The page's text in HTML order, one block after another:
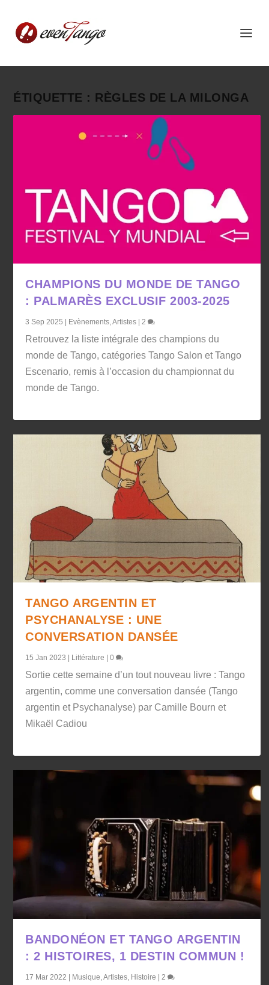
ÉTIQUETTE : RÈGLES DE LA MILONGA
CHAMPIONS DU MONDE DE TANGO
: PALMARÈS EXCLUSIF 2003-2025
3 Sep 2025 | Evènements ,Artistes | 2
Retrouvez la liste intégrale des champions du
monde de Tango, catégories Tango Salon et Tango
Escenario, remis à l’occasion du championnat du
monde de Tango.
TANGO ARGENTIN ET
PSYCHANALYSE : UNE
CONVERSATION DANSÉE
15 Jan 2023 Littérature |0
Sortie cette semaine d’un tout nouveau livre : Tango
argentin, comme une conversation dansée (Tango
argentin et Psychanalyse) par Camille Bourn et
Mikaël Cadiou
BANDONÉON ET TANGO ARGENTIN
: 2 HISTOIRES, 1 DESTIN COMMUN !
17 Mar 2022 | Musique ,Artistes Histoire | 2